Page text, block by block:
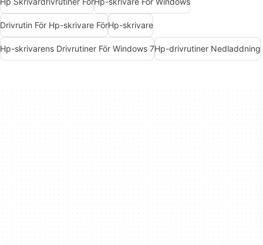
Drivrutin För Hp-skrivare FörHp-skrivare
Hp-skrivarens Drivrutiner För Windows 7Hp-drivrutiner Nedladdning